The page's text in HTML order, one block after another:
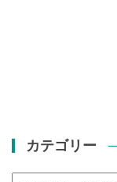
カテゴリー